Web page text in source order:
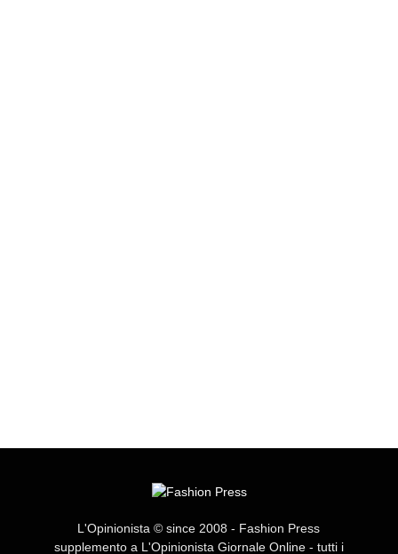
L'Opinionista © since 2008 - Fashion Press
supplemento a L'Opinionista Giornale Online - tutti i